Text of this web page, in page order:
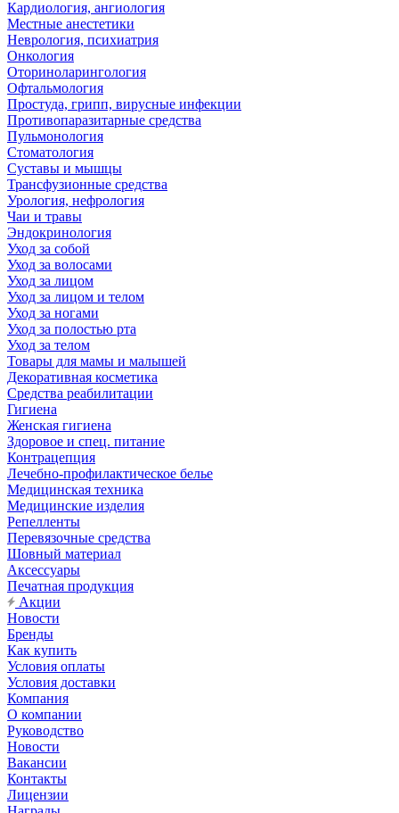
Кардиология, ангиология
Местные анестетики
Неврология, психиатрия
Онкология
Оториноларингология
Офтальмология
Простуда, грипп, вирусные инфекции
Противопаразитарные средства
Пульмонология
Стоматология
Суставы и мышцы
Трансфузионные средства
Урология, нефрология
Чаи и травы
Эндокринология
Уход за собой
Уход за волосами
Уход за лицом
Уход за лицом и телом
Уход за ногами
Уход за полостью рта
Уход за телом
Товары для мамы и малышей
Декоративная косметика
Средства реабилитации
Гигиена
Женская гигиена
Здоровое и спец. питание
Контрацепция
Лечебно-профилактическое белье
Медицинская техника
Медицинские изделия
Репелленты
Перевязочные средства
Шовный материал
Аксессуары
Печатная продукция
Акции
Новости
Бренды
Как купить
Условия оплаты
Условия доставки
Компания
О компании
Руководство
Новости
Вакансии
Контакты
Лицензии